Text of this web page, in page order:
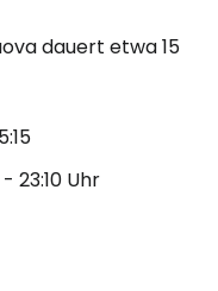
dauert etwa 15
23:10 Uhr